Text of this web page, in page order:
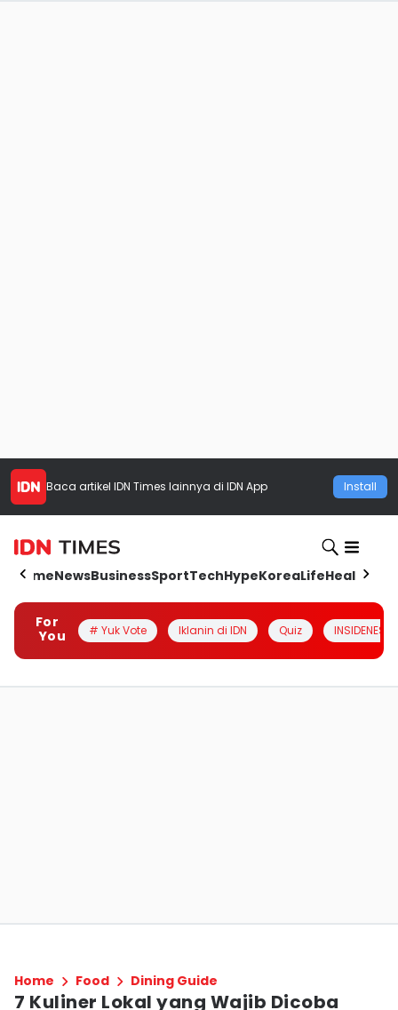
Baca artikel IDN Times lainnya di IDN App Install
HomeNewsBusinessSportTechHypeKoreaLifeHealth
For
You
# Yuk Vote Iklanin di IDN Quiz INSIDENESIA
Home Food Dining Guide
7 Kuliner Lokal yang Wajib Dicoba